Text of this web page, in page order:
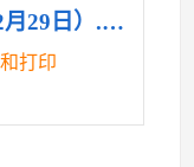
《天天金句精选（2025年12月29日）.doc》
打印